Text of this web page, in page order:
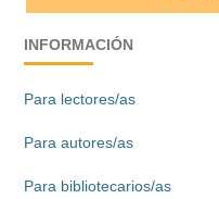
INFORMACIÓN
Para lectores/as
Para autores/as
Para bibliotecarios/as